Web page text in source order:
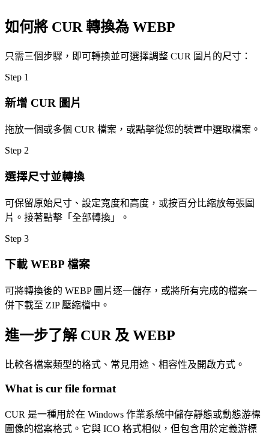
如何將 CUR 轉換為 WEBP
只需三個步驟，即可轉換並可選擇調整 CUR 圖片的尺寸：
Step 1
新增 CUR 圖片
拖放一個或多個 CUR 檔案，或點擊從您的裝置中選取檔案。
Step 2
選擇尺寸並轉換
可保留原始尺寸、設定寬度和高度，或按百分比縮放每張圖
片。接著點擊「全部轉換」。
Step 3
下載 WEBP 檔案
可將轉換後的 WEBP 圖片逐一儲存，或將所有完成的檔案一
併下載至 ZIP 壓縮檔中。
進一步了解 CUR 及 WEBP
比較各檔案類型的格式、常見用途、相容性及開啟方式。
What is cur file format
CUR 是一種用於在 Windows 作業系統中儲存靜態或動態游標
圖像的檔案格式。它與 ICO 格式相似，但包含用於定義游標